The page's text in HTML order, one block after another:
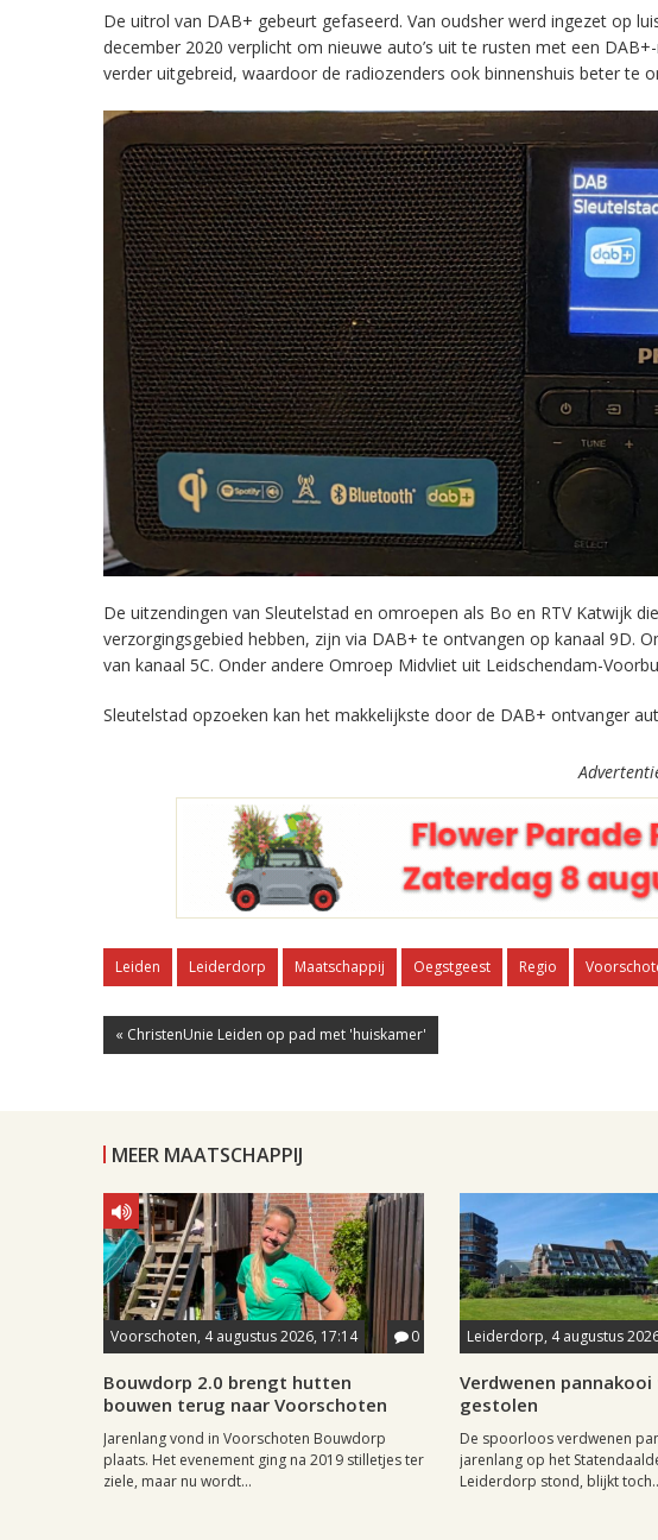
De uitrol van DAB+ gebeurt gefaseerd. Van oudsher werd ingezet op
december 2020 verplicht om nieuwe auto’s uit te rusten met een
verder uitgebreid, waardoor de radiozenders ook binnenshuis beter te
De uitzendingen van Sleutelstad en omroepen als Bo en RTV Katwijk
verzorgingsgebied hebben, zijn via DAB+ te ontvangen op kanaal 9D.
van kanaal 5C. Onder andere Omroep Midvliet uit Leidschendam-
Sleutelstad opzoeken kan het makkelijkste door de DAB+ ontvanger
Leiden Leiderdorp Maatschappij Oegstgeest Regio
« ChristenUnie Leiden op pad met 'huiskamer'
MEER MAATSCHAPPIJ
Voorschoten, 4 augustus 2026, 17:14 0
Bouwdorp 2.0 brengt hutten
bouwen terug naar Voorschoten
Jarenlang vond in Voorschoten Bouwdorp
plaats. Het evenement ging na 2019 stilletjes ter
ziele, maar nu wordt...
Leiderdorp, 4 augustus
Verdwenen
gestolen
De spoorloos verdwenen
jarenlang op het
Leiderdorp stond, blijkt